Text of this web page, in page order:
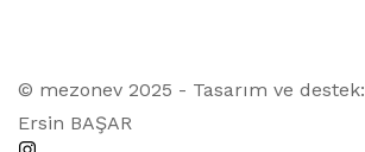
© mezonev 2025 - Tasarım ve destek:
Ersin BAŞAR